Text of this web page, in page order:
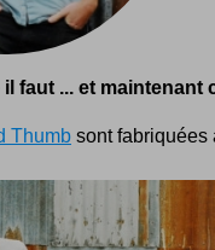
faut ... et maintenant
Thumb sont fabriquées